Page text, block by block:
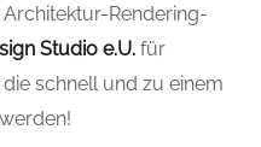
Rendering-
Studio e.U. für
schnell und zu einem